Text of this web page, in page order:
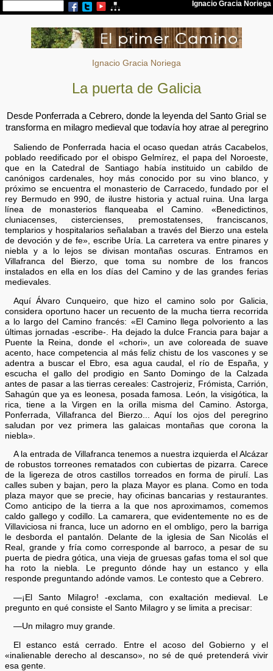
Ignacio Gracia Noriega
La puerta de Galicia
Desde Ponferrada a Cebrero, donde la leyenda del Santo Grial se
transforma en milagro medieval que todavía hoy atrae al peregrino
Saliendo de Ponferrada hacia el ocaso quedan atrás Cacabelos,
poblado reedificado por el obispo Gelmírez, el papa del Noroeste,
que en la Catedral de Santiago había instituido un cabildo de
canónigos cardenales, hoy más conocido por su vino blanco, y
próximo se encuentra el monasterio de Carracedo, fundado por el
rey Bermudo en 990, de ilustre historia y actual ruina. Una larga
línea de monasterios flanqueaba el Camino. «Benedictinos,
cluniacenses, cistercienses, premostatenses, franciscanos,
templarios y hospitalarios señalaban a través del Bierzo una estela
de devoción y de fe», escribe Uría. La carretera va entre pinares y
niebla y a lo lejos se divisan montañas oscuras. Entramos en
Villafranca del Bierzo, que toma su nombre de los francos
instalados en ella en los días del Camino y de las grandes ferias
medievales.
Aquí Álvaro Cunqueiro, que hizo el camino solo por Galicia,
considera oportuno hacer un recuento de la mucha tierra recorrida
a lo largo del Camino francés: «El Camino llega polvoriento a las
últimas jornadas -escribe-. Ha dejado la dulce Francia para bajar a
Puente la Reina, donde el «chori», un ave coloreada de suave
acento, hace competencia al más feliz chistu de los vascones y se
adentra a buscar el Ebro, esa agua caudal, el río de España, y
escucha el gallo del prodigio en Santo Domingo de la Calzada
antes de pasar a las tierras cereales: Castrojeriz, Frómista, Carrión,
Sahagún que ya es leonesa, posada famosa. León, la visigótica, la
rica, tiene a la Virgen en la orilla misma del Camino. Astorga,
Ponferrada, Villafranca del Bierzo... Aquí los ojos del peregrino
saludan por vez primera las galaicas montañas que corona la
niebla».
A la entrada de Villafranca tenemos a nuestra izquierda el Alcázar
de robustos torreones rematados con cubiertas de pizarra. Carece
de la ligereza de otros castillos torreados en forma de pirulí. Las
calles suben y bajan, pero la plaza Mayor es plana. Como en toda
plaza mayor que se precie, hay oficinas bancarias y restaurantes.
Como anticipo de la tierra a la que nos aproximamos, comemos
caldo gallego y codillo. La camarera, que evidentemente no es de
Villaviciosa ni franca, luce un adorno en el ombligo, pero la barriga
le desborda el pantalón. Delante de la iglesia de San Nicolás el
Real, grande y fría como corresponde al barroco, a pesar de su
puerta de piedra gótica, una vieja de gruesas gafas toma el sol que
ha roto la niebla. Le pregunto dónde hay un estanco y ella
responde preguntando adónde vamos. Le contesto que a Cebrero.
—¡El Santo Milagro! -exclama, con exaltación medieval. Le
pregunto en qué consiste el Santo Milagro y se limita a precisar:
—Un milagro muy grande.
El estanco está cerrado. Entre el acoso del Gobierno y el
«inalienable derecho al descanso», no sé de qué pretenderá vivir
esa gente.